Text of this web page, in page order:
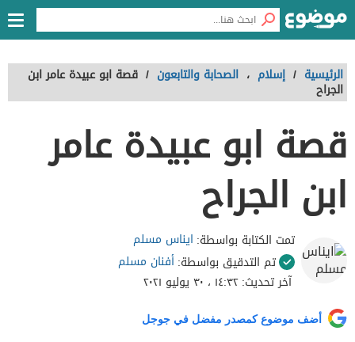
الرئيسية / إسلام ، الصحابة والتابعون / قصة ابو عبيدة عامر ابن
الجراح
قصة ابو عبيدة عامر
ابن الجراح
تمت الكتابة بواسطة: ايناس مسلم
تم التدقيق بواسطة:أفنان مسلم
آخر تحديث:١٤:٣٢ ، ٣٠ يوليو ٢٠٢١
أضف موضوع كمصدر مفضل في جوجل